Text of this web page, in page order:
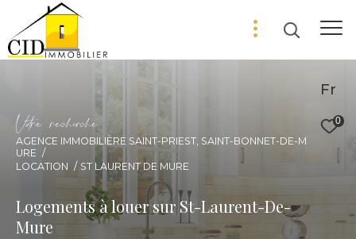
Fr
0
Vore recece
AGENCE IMMOBILIÈRE SAINT-PRIEST, SAINT-BONNET-DE-M
URE
LOCATION
ST LAURENT DE MURE
Logements à louer sur St-Laurent-De-
Mure